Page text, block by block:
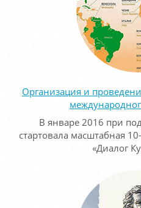
Организация и
В январе 2016 при
стартовала масштабная
«Диалог